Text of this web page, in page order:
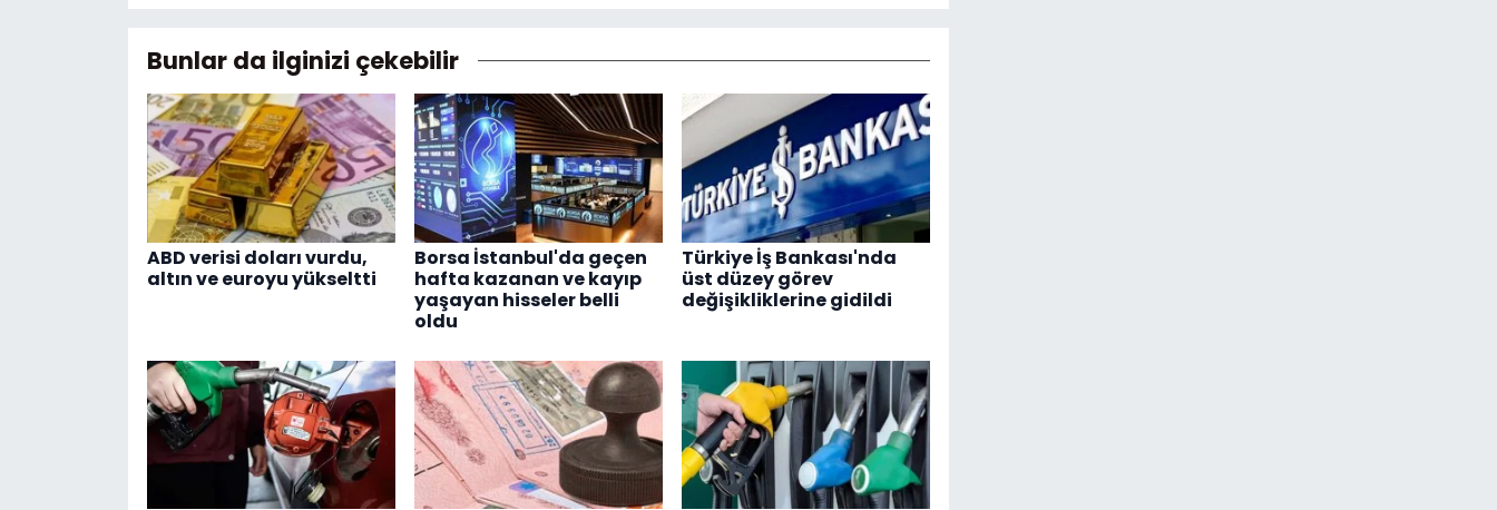
Bunlar da ilginizi çekebilir
ABD verisi doları vurdu,
altın ve euroyu yükseltti
Borsa İstanbul'da geçen
hafta kazanan ve kayıp
yaşayan hisseler belli
oldu
Türkiye İş Bankası'nda
üst düzey görev
değişikliklerine gidildi